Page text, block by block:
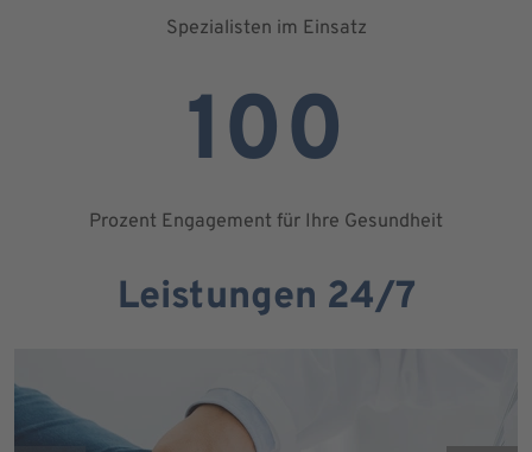
Spezialisten im Einsatz
100
Prozent Engagement für Ihre Gesundheit
Leistungen 24/7